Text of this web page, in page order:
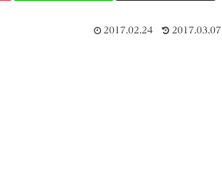
2017.02.24 2017.03.07